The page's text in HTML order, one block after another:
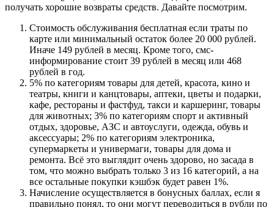
получать хорошие возвраты средств. Давайте посмотрим.
Стоимость обслуживания бесплатная если траты по
карте или минимальный остаток более 20 000 рублей.
Иначе 149 рублей в месяц. Кроме того, смс-
информирование стоит 39 рублей в месяц или 468
рублей в год.
5% по категориям товары для детей, красота, кино и
театры, книги и канцтовары, аптеки, цветы и подарки,
кафе, рестораны и фастфуд, такси и каршеринг, товары
для животных; 3% по категориям спорт и активный
отдых, здоровье, АЗС и автоуслуги, одежда, обувь и
аксессуары; 2% по категориям электроника,
супермаркеты и универмаги, товары для дома и
ремонта. Всё это выглядит очень здорово, но засада в
том, что можно выбрать только 3 из 16 категорий, а на
все остальные покупки кэшбэк будет равен 1%.
Начисление осуществляется в бонусных баллах, если я
правильно понял, то они могут переводиться в рубли по